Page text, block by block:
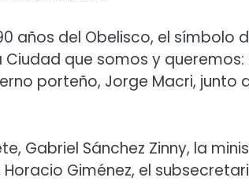
años del Obelisco, el símbolo
que somos y
porteño, Jorge Macri, junto
Gabriel Sánchez Zinny, la
Giménez, el